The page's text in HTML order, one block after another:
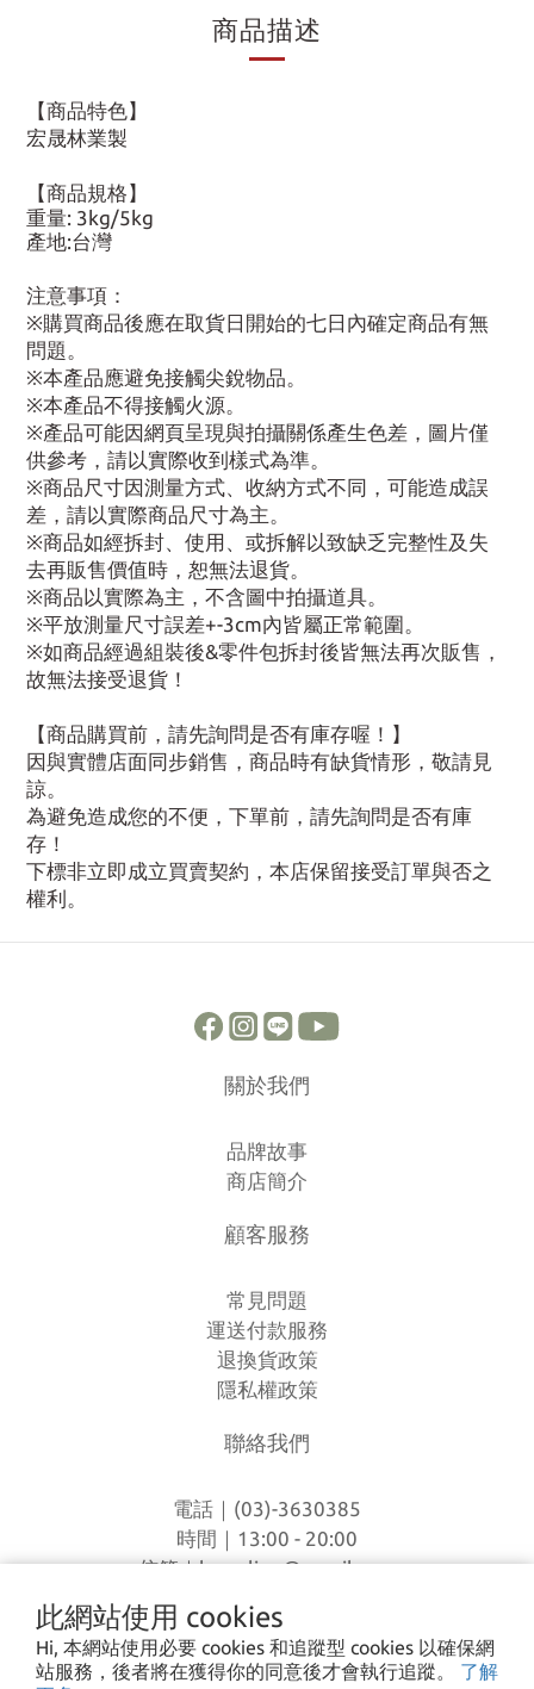
此網站使用 cookies
Hi, 本網站使用必要 cookies 和追蹤型 cookies 以確保網
站服務，後者將在獲得你的同意後才會執行追蹤。 了解
商品描述
【商品特色】
宏晟林業製
【商品規格】
重量: 3kg/5kg
產地:台灣
注意事項：
※購買商品後應在取貨日開始的七日內確定商品有無
問題。
※本產品應避免接觸尖銳物品。
※本產品不得接觸火源。
※產品可能因網頁呈現與拍攝關係產生色差，圖片僅
供參考，請以實際收到樣式為準。
※商品尺寸因測量方式、收納方式不同，可能造成誤
差，請以實際商品尺寸為主。
※商品如經拆封、使用、或拆解以致缺乏完整性及失
去再販售價值時，恕無法退貨。
※商品以實際為主，不含圖中拍攝道具。
※平放測量尺寸誤差+-3cm內皆屬正常範圍。
※如商品經過組裝後&零件包拆封後皆無法再次販售，
故無法接受退貨！
【商品購買前，請先詢問是否有庫存喔！】
因與實體店面同步銷售，商品時有缺貨情形，敬請見
諒。
為避免造成您的不便，下單前，請先詢問是否有庫
存！
下標非立即成立買賣契約，本店保留接受訂單與否之
權利。
關於我們
品牌故事
商店簡介
顧客服務
常見問題
運送付款服務
退換貨政策
隱私權政策
聯絡我們
電話｜(03)-3630385
時間｜13:00 - 20:00
信箱｜loverlien@gmail.com
地址｜桃園市八德區和平路1168巷7號
I CA PING ©2023 愛露愛玩 All rights reserved.